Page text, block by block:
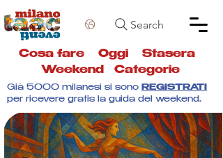
Search
Cosa fare Oggi Stasera
Weekend
Categorie
Già 5000 milanesi si sono REGISTRATI
per ricevere gratis la guida del weekend.